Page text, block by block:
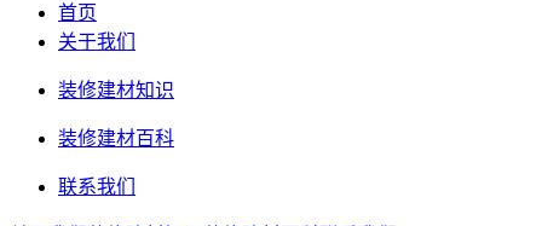
首页
关于我们
装修建材知识
装修建材百科
联系我们